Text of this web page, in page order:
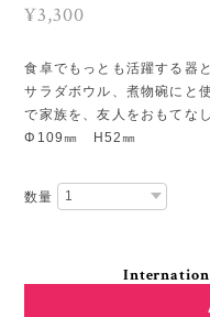
¥3,300
食卓でもっとも活躍する器
サラダボウル、煮物碗にと
で家族を、友人をおもてな
Φ109㎜ H52㎜
数量